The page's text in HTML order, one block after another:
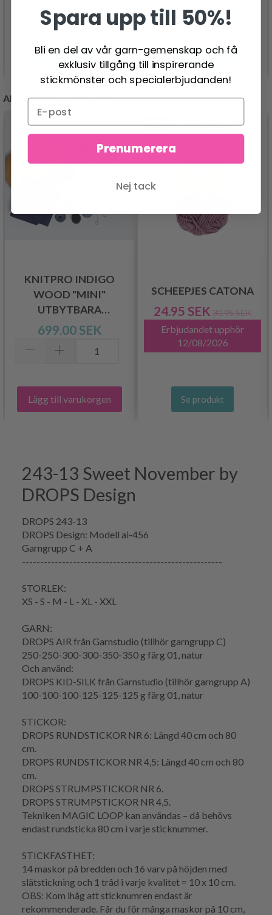
Pris från 612.00 SEK
Se produkt
Pris från520.00 SEK
Se produkt
ANDRA KUNDER KÖPTE
KNITPRO INDIGO
WOOD "MINI"
UTBYTBARA
RUNDSTICKOR SET
699.00 SEK
Lägg till varukorgen
- 19%
SCHEEPJES CATONA
24.95 SEK 30.95 SEK
Erbjudandet upphör
12/08/2026
Se produkt
243-13 Sweet November by
DROPS Design
DROPS 243-13
DROPS Design: Modell ai-456
Garngrupp C + A
-------------------------------------------------------
STORLEK:
XS - S - M - L - XL - XXL
GARN:
DROPS AIR från Garnstudio (tillhör garngrupp C)
250-250-300-300-350-350 g färg 01, natur
Och använd:
DROPS KID-SILK från Garnstudio (tillhör garngrupp A)
100-100-100-125-125-125 g färg 01, natur
STICKOR:
DROPS RUNDSTICKOR NR 6: Längd 40 cm och 80
cm.
DROPS RUNDSTICKOR NR 4,5: Längd 40 cm och 80
cm.
DROPS STRUMPSTICKOR NR 6.
DROPS STRUMPSTICKOR NR 4,5.
Tekniken MAGIC LOOP kan användas – då behövs
endast rundsticka 80 cm i varje sticknummer.
STICKFASTHET:
14 maskor på bredden och 16 varv på höjden med
slätstickning och 1 tråd i varje kvalitet = 10 x 10 cm.
OBS: Kom ihåg att sticknumren endast är
rekommenderade. Får du för många maskor på 10 cm,
Spara upp till 50%!
Bli en del av vår garn-gemenskap och få
exklusiv tillgång till inspirerande
stickmönster och specialerbjudanden!
Prenumerera
Nej tack